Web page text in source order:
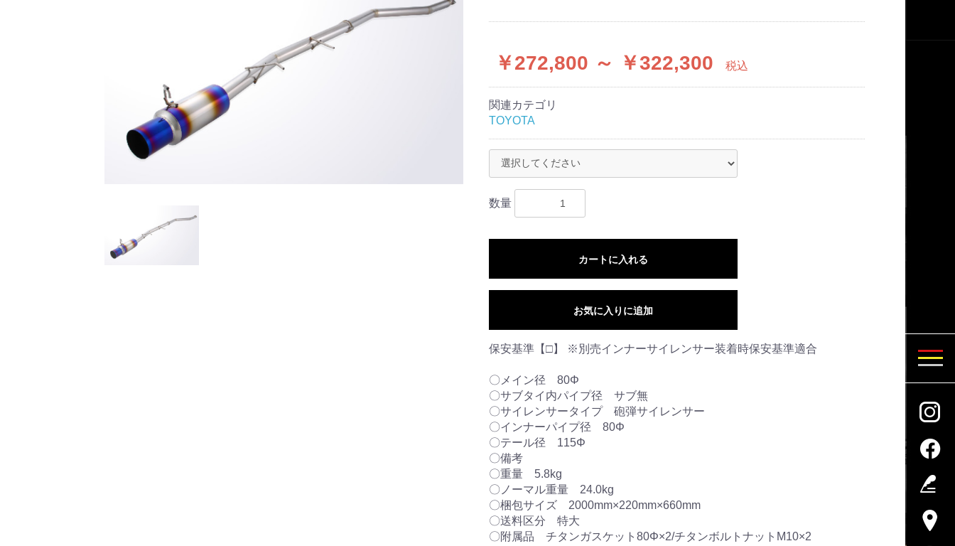
￥272,800 ～ ￥322,300 税込
関連カテゴリ
TOYOTA
数量
カートに入れる
お気に入りに追加
保安基準【□】 ※別売インナーサイレンサー装着時保安基準適合
〇メイン径 80Φ
〇サブタイ内パイプ径 サブ無
〇サイレンサータイプ 砲弾サイレンサー
〇インナーパイプ径 80Φ
〇テール径 115Φ
〇備考
〇重量 5.8kg
〇ノーマル重量 24.0kg
〇梱包サイズ 2000mm×220mm×660mm
〇送料区分 特大
〇附属品 チタンガスケット80Φ×2/チタンボルトナットM10×2